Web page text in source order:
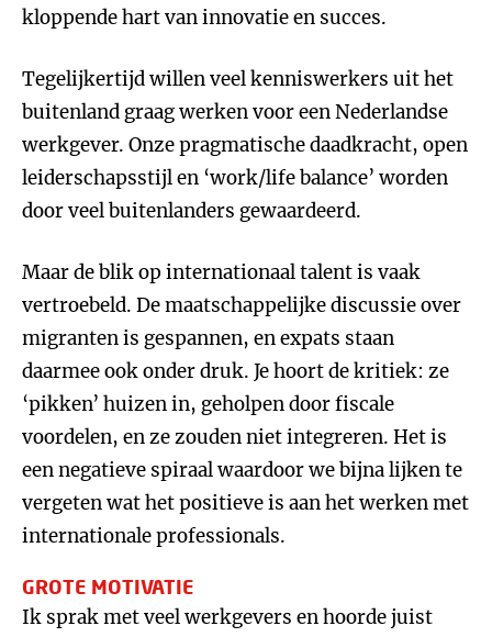
kloppende hart van innovatie en succes.
Tegelijkertijd willen veel kenniswerkers uit het
buitenland graag werken voor een Nederlandse
werkgever. Onze pragmatische daadkracht, open
leiderschapsstijl en ‘work/life balance’ worden
door veel buitenlanders gewaardeerd.
Maar de blik op internationaal talent is vaak
vertroebeld. De maatschappelijke discussie over
migranten is gespannen, en expats staan
daarmee ook onder druk. Je hoort de kritiek: ze
‘pikken’ huizen in, geholpen door fiscale
voordelen, en ze zouden niet integreren. Het is
een negatieve spiraal waardoor we bijna lijken te
vergeten wat het positieve is aan het werken met
internationale professionals.
GROTE MOTIVATIE
Ik sprak met veel werkgevers en hoorde juist